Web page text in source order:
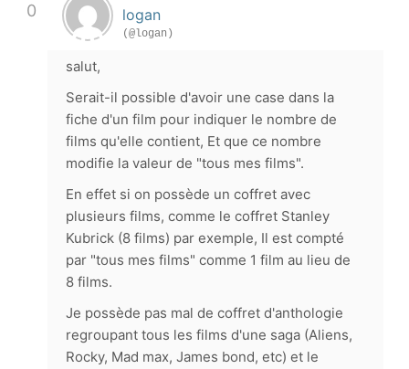
0 logan
(@logan)
salut,
Serait-il possible d'avoir une case dans la
fiche d'un film pour indiquer le nombre de
films qu'elle contient, Et que ce nombre
modifie la valeur de "tous mes films".
En effet si on possède un coffret avec
plusieurs films, comme le coffret Stanley
Kubrick (8 films) par exemple, Il est compté
par "tous mes films" comme 1 film au lieu de
8 films.
Je possède pas mal de coffret d'anthologie
regroupant tous les films d'une saga (Aliens,
Rocky, Mad max, James bond, etc) et le